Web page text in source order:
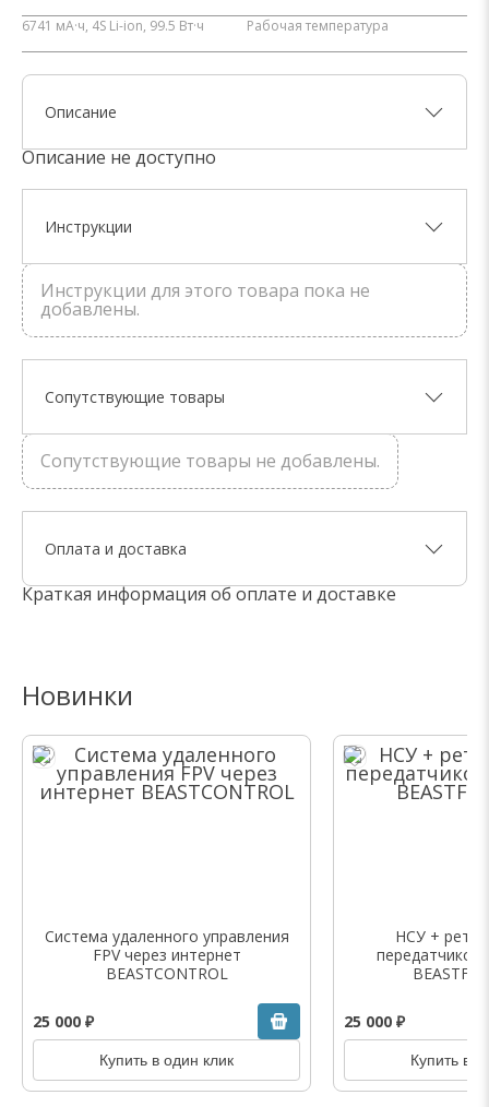
6741 мА·ч, 4S Li-ion, 99.5 Вт·ч Рабочая температура
Описание
Описание не доступно
Инструкции
Инструкции для этого товара пока не
добавлены.
Сопутствующие товары
Сопутствующие товары не добавлены.
Оплата и доставка
Краткая информация об оплате и доставке
Новинки
Система удаленного управления
FPV через интернет
BEASTCONTROL
25 000 ₽
Купить в один клик
НСУ +
передатчиком
25 000 ₽
Купить в